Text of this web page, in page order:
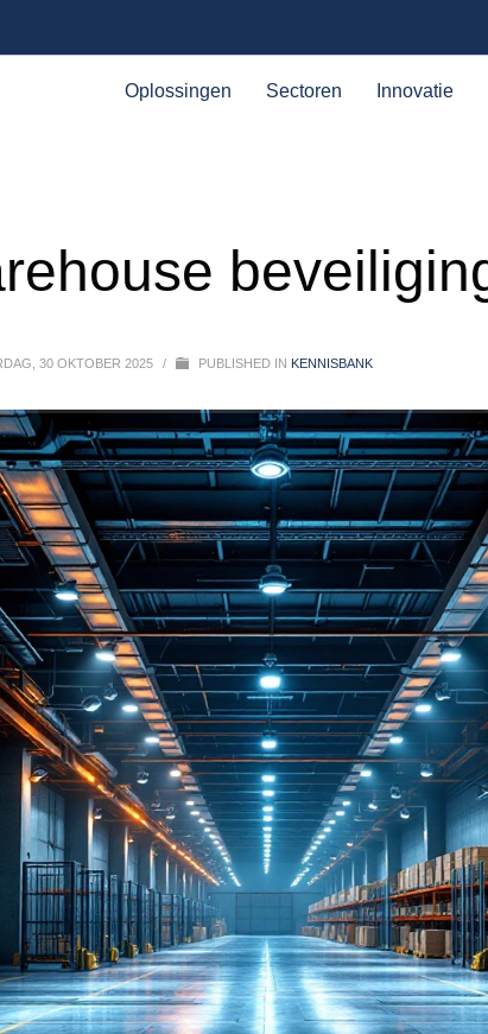
Oplossingen Sectoren Innovatie
30 OKTOBER 2025 / PUBLISHED IN KENNISBANK